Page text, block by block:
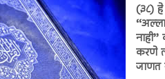
(३८)
करणे